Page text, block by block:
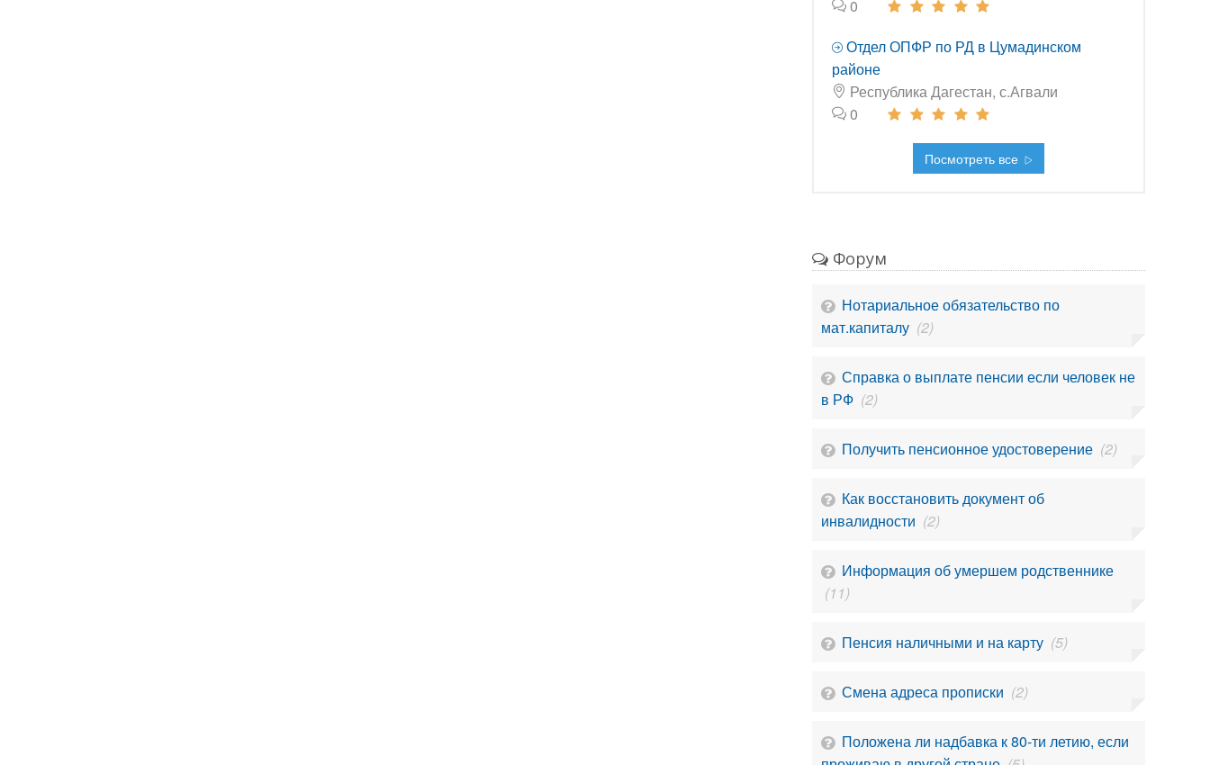
0
Отдел ОПФР по РД в Цумадинском
районе
Республика Дагестан, с.Агвали
0
Посмотреть все
Форум
Нотариальное обязательство по
мат.капиталу (2)
Справка о выплате пенсии если человек не
в РФ (2)
Получить пенсионное удостоверение (2)
Как восстановить документ об
инвалидности (2)
Информация об умершем родственнике
(11)
Пенсия наличными и на карту (5)
Смена адреса прописки (2)
Положена ли надбавка к 80-ти летию, если